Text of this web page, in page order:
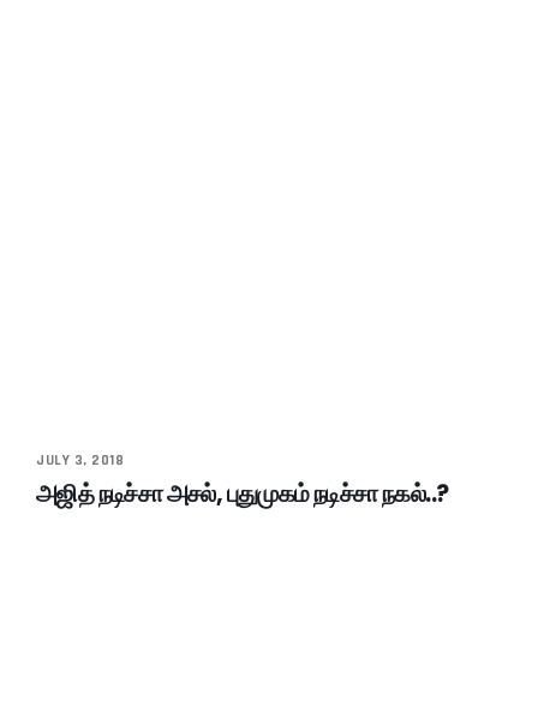
JULY 3, 2018
அஜித் நடிச்சா அசல், புதுமுகம் நடிச்சா நகல்..?